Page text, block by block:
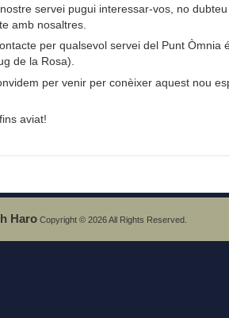
servei pugui interessar-vos, no
amb nosaltres.
per qualsevol servei del Punt Òmnia
de la Rosa).
per venir per conèixer aquest nou
aviat!
Haro Copyright © 2026 All Rights Reserved.